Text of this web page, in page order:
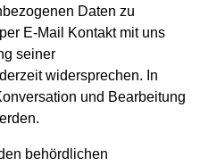
Daten zu
E-Mail Kontakt mit uns
seiner
widersprechen. In
und Bearbeitung
behördlichen